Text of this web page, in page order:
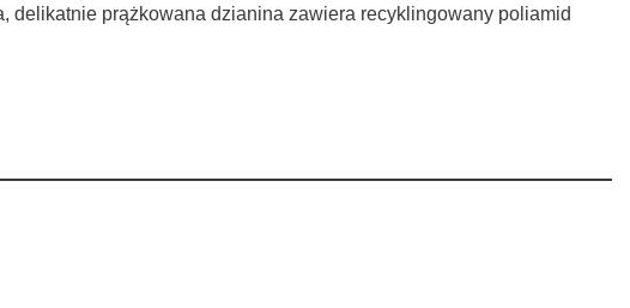
delikatnie prążkowana dzianina zawiera recyklingowany poliamid